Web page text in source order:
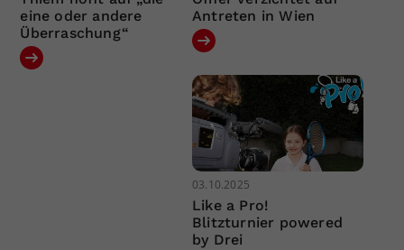
eine oder andere
Überraschung“
Antreten in Wien
03.10.2025
Like a Pro!
Blitzturnier powered
by Drei